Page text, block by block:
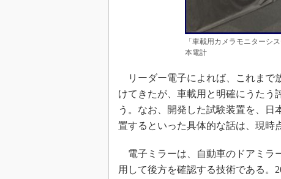
「車載用カメラモニターシ
本電計
リーダー電子によれば、これまで
けてきたが、車載用と明確にうたう
う。なお、開発した試験装置を、
置するといった具体的な話は、現時
電子ミラーは、自動車のドアミラ
用して後方を確認する技術である。